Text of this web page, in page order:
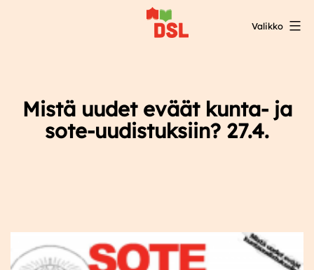
Valikko
Mistä uudet eväät kunta- ja
sote-uudistuksiin? 27.4.